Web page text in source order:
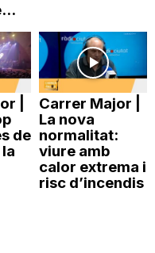
|
de
Carrer Major |
La nova
normalitat:
viure amb
calor extrema i
risc d’incendis